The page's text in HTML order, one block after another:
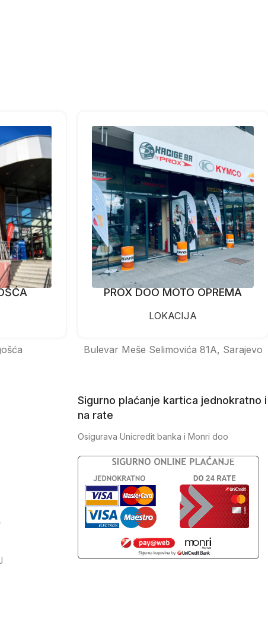
PROX DOO MOTO OPREMA
LOKACIJA
Bulevar Meše Selimovića 81A, Sarajevo
Sigurno plaćanje kartica jednokratno i
na rate
Osigurava Unicredit banka i Monri doo